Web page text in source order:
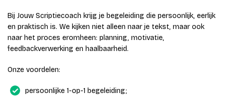
Bij Jouw Scriptiecoach krijg je begeleiding die persoonlijk, eerlijk
en praktisch is. We kijken niet alleen naar je tekst, maar ook
naar het proces eromheen: planning, motivatie,
feedbackverwerking en haalbaarheid.
Onze voordelen:
persoonlijke 1-op-1 begeleiding;